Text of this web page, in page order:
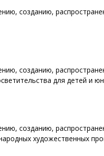
созданию,
созданию,
для детей и
созданию,
художественных